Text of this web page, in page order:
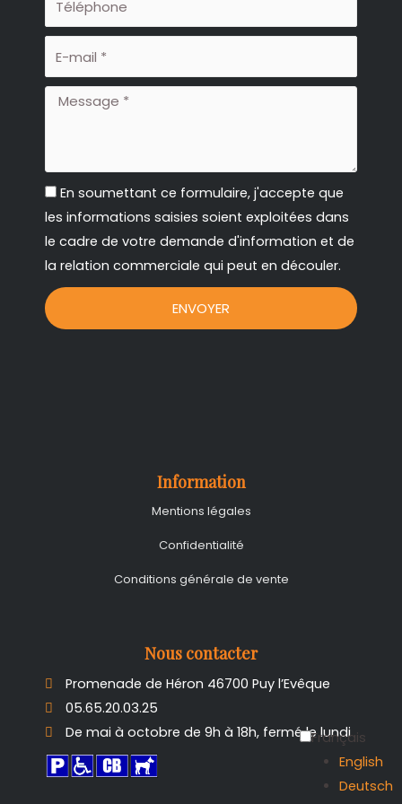
k
-
a
m
Message
RGPDEn soumettant ce formulaire, j'accepte que
les informations saisies soient exploitées dans
le cadre de votre demande d'information et de
la relation commerciale qui peut en découler.
ENVOYER
Information
Mentions légales
Confidentialité
Conditions générale de vente
Nous contacter
Promenade de Héron 46700 Puy l’Evêque
05.65.20.03.25
De mai à octobre de 9h à 18h, fermé le lundi
Français
English
Deutsch